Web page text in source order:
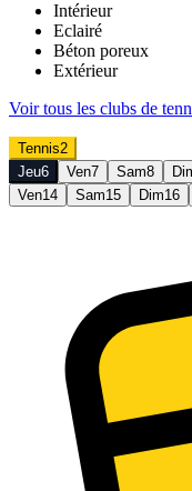
Intérieur
Eclairé
Béton poreux
Extérieur
Voir tous les clubs de
Tennis2
Jeu6 Ven7 Sam8
Ven14 Sam15 Dim16